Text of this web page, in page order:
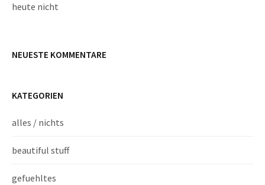
heute nicht
NEUESTE KOMMENTARE
KATEGORIEN
alles / nichts
beautiful stuff
gefuehltes